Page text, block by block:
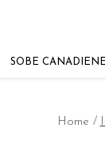
SOBE CANADIENE
Home /